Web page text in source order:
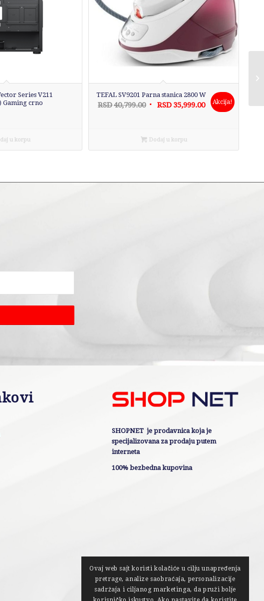
Series V211
Gaming crno
u korpu
TEFAL SV9201 Parna stanica 2800 W
RSD40,799.00 Originalna
bila:
RSD40,799.00.
RSD 35,999.00Trenutna
Akcija!
Dodaj u korpu
SHOPNET je prodavnica koja je
specijalizovana za prodaju putem
interneta
100% bezbedna kupovina
Ovaj web sajt koristi kolačiće u cilju unapređenja
pretrage, analize saobraćaja, personalizacije
sadržaja i ciljanog marketinga, da pruži bolje